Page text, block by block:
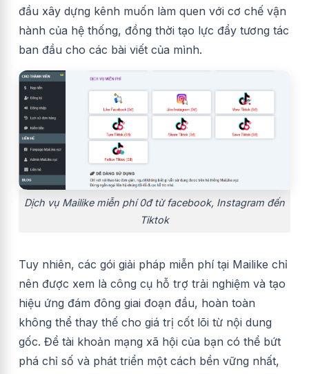
đầu xây dựng kênh muốn làm quen với cơ chế vận
hành của hệ thống, đồng thời tạo lực đẩy tương tác
ban đầu cho các bài viết của mình.
Dịch vụ Mailike miễn phí 0đ từ facebook, Instagram đến
Tiktok
Tuy nhiên, các gói giải pháp miễn phí tại Mailike chỉ
nên được xem là công cụ hỗ trợ trải nghiệm và tạo
hiệu ứng đám đông giai đoạn đầu, hoàn toàn
không thể thay thế cho giá trị cốt lõi từ nội dung
gốc. Để tài khoản mạng xã hội của bạn có thể bứt
phá chỉ số và phát triển một cách bền vững nhất,